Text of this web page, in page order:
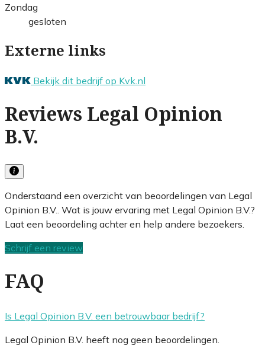
Zondag
gesloten
Externe links
Bekijk dit bedrijf op Kvk.nl
Reviews Legal Opinion
B.V.
Onderstaand een overzicht van beoordelingen van Legal
Opinion B.V.. Wat is jouw ervaring met Legal Opinion B.V.?
Laat een beoordeling achter en help andere bezoekers.
Schrijf een review
FAQ
Is Legal Opinion B.V. een betrouwbaar bedrijf?
Legal Opinion B.V. heeft nog geen beoordelingen.